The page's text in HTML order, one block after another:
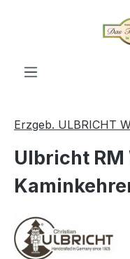
Erzgeb. ULBRICHT
Ulbricht